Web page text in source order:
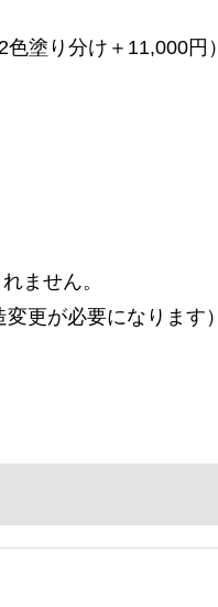
塗り分け＋11,000円）
ません。
更が必要になります）